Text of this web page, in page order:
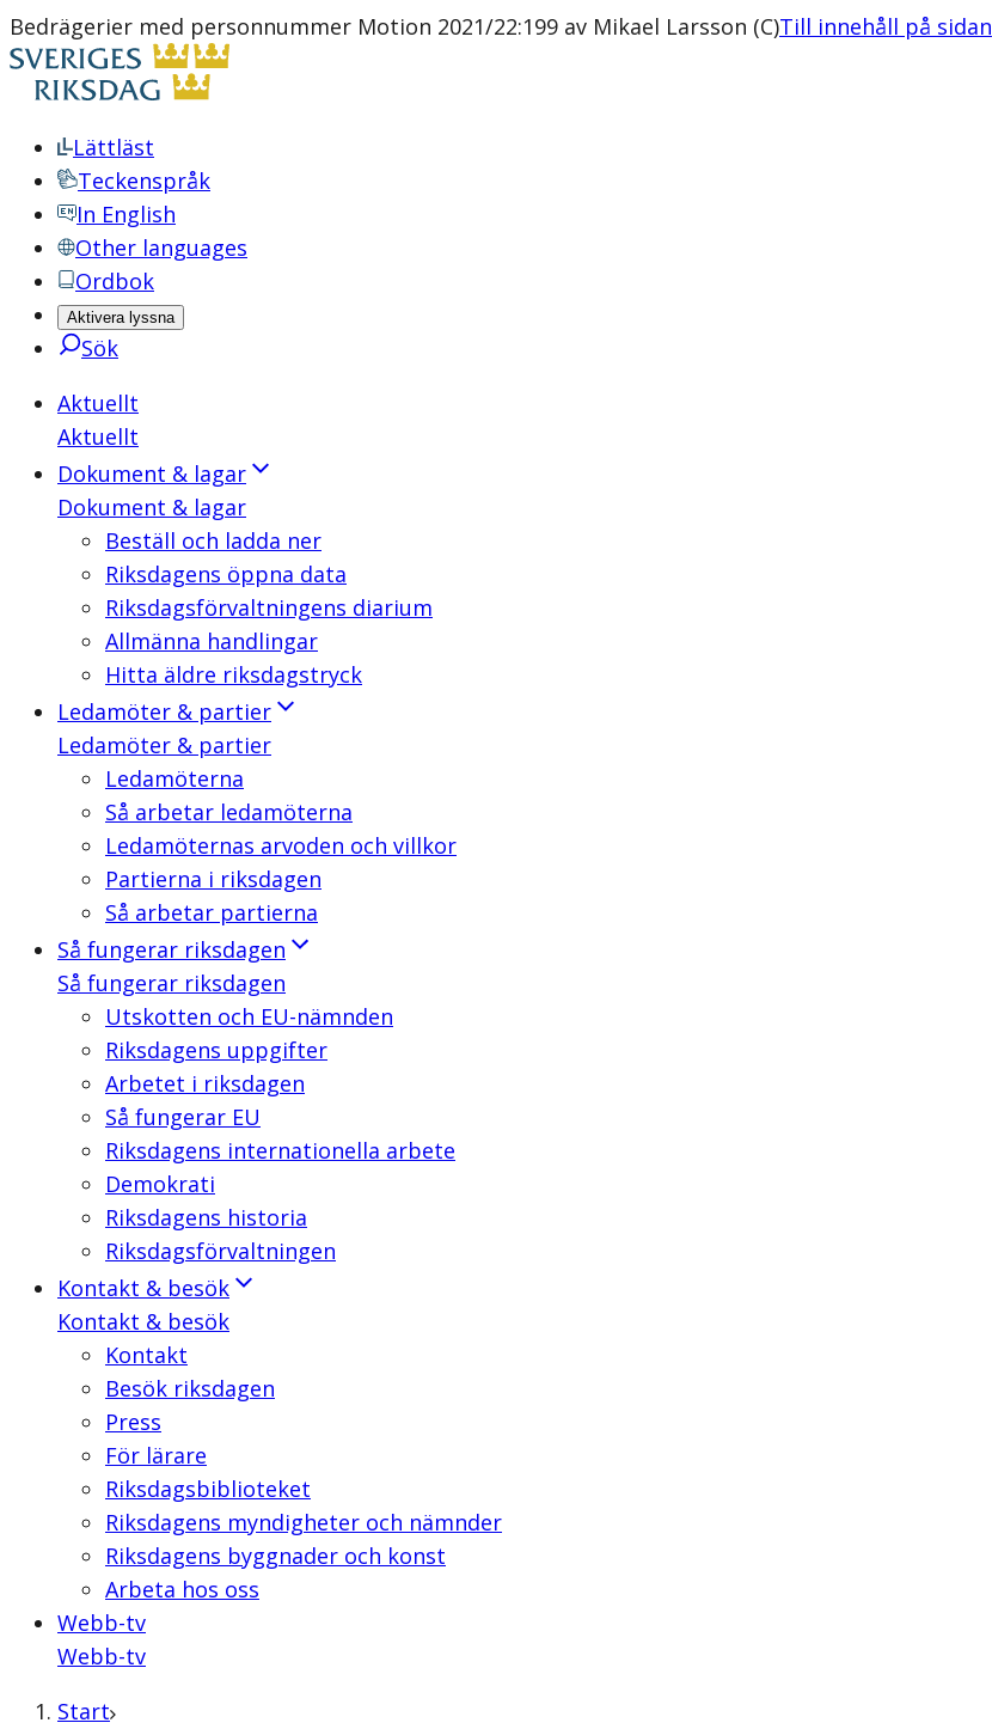
Bedrägerier med personnummer Motion 2021/22:199 av Mikael Larsson (C)Till innehåll på sidan
Lättläst
Teckenspråk
In English
Other languages
Ordbok
Aktivera lyssna
Sök
Aktuellt
Aktuellt
Dokument & lagar
Dokument & lagar
Beställ och ladda ner
Riksdagens öppna data
Riksdagsförvaltningens diarium
Allmänna handlingar
Hitta äldre riksdagstryck
Ledamöter & partier
Ledamöter & partier
Ledamöterna
Så arbetar ledamöterna
Ledamöternas arvoden och villkor
Partierna i riksdagen
Så arbetar partierna
Så fungerar riksdagen
Så fungerar riksdagen
Utskotten och EU-nämnden
Riksdagens uppgifter
Arbetet i riksdagen
Så fungerar EU
Riksdagens internationella arbete
Demokrati
Riksdagens historia
Riksdagsförvaltningen
Kontakt & besök
Kontakt & besök
Kontakt
Besök riksdagen
Press
För lärare
Riksdagsbiblioteket
Riksdagens myndigheter och nämnder
Riksdagens byggnader och konst
Arbeta hos oss
Webb-tv
Webb-tv
Start